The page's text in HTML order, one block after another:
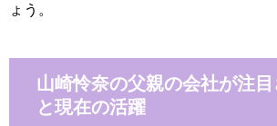
ょう。
山崎怜奈の父親の会社が注
と現在の活躍